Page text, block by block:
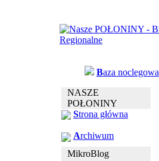
Baza noclegowa
NASZE
POŁONINY
Strona główna
Archiwum
MikroBlog